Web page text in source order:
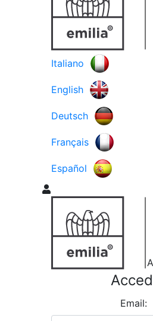
Italiano
English
Deutsch
Français
Español
Email: